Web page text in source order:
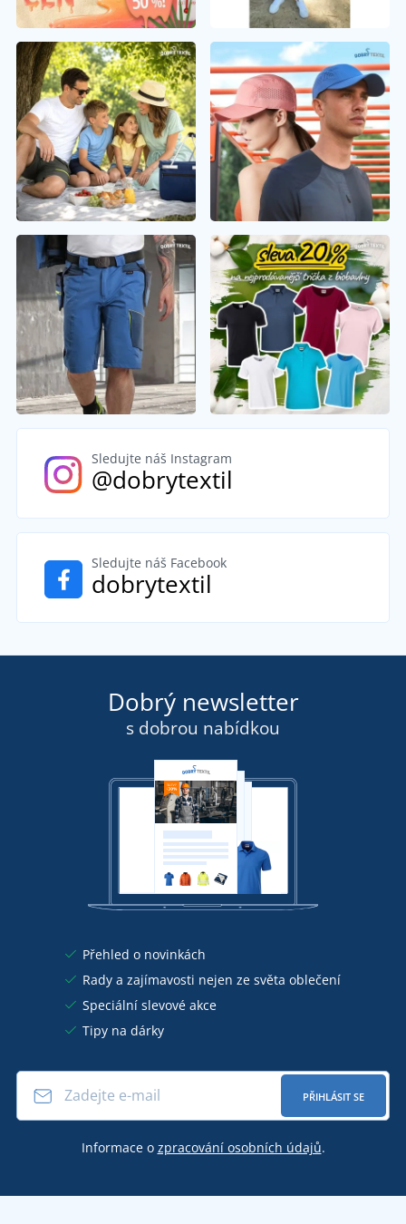
Sledujte náš Instagram
@dobrytextil
Sledujte náš Facebook
dobrytextil
Dobrý newsletter
s dobrou nabídkou
Přehled o novinkách
Rady a zajímavosti nejen ze světa oblečení
Speciální slevové akce
Tipy na dárky
PŘIHLÁSIT SE
Informace o zpracování osobních údajů.